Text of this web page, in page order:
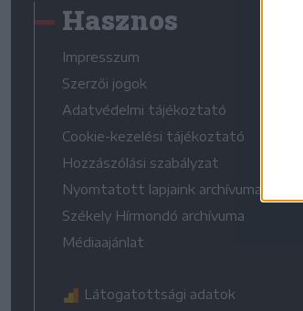
Hasznos
Impresszum
Szerzői jogok
Adatvédelmi tájékoztató
Cookie-kezelési tájékoztató
Hozzászólási szabályzat
Nyomtatott lapjaink archívuma
Székely Hírmondó archívuma
Médiaajánlat
Látogatottsági adatok